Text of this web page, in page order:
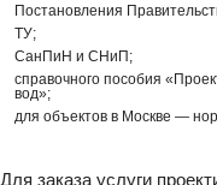
Постановления
ТУ;
СанПиН и СНиП;
справочного пособия
вод»;
для объектов в Москве —
Для заказа услуги